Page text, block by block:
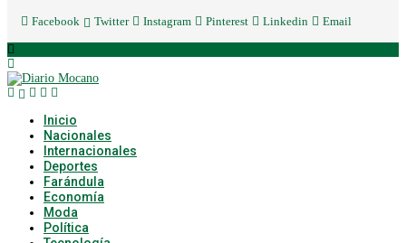
Facebook Twitter Instagram Pinterest Linkedin Email
Inicio
Nacionales
Internacionales
Deportes
Farándula
Economía
Moda
Política